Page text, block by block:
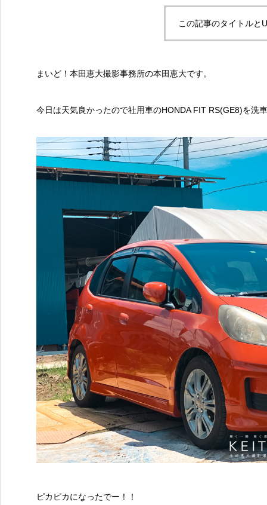
この記事のタイトルと
まいど！本田恵大撮影事務所の本田恵大です。
今日は天気良かったので社用車のHONDA FIT RS(GE8)を洗
ピカピカになったでー！！